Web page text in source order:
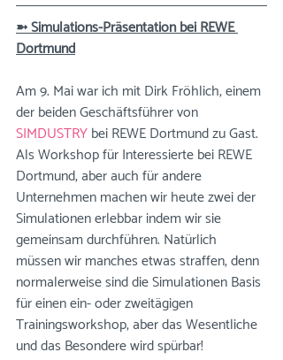
➼ Simulations-Präsentation bei REWE
Dortmund
Am 9. Mai war ich mit Dirk Fröhlich, einem
der beiden Geschäftsführer von
SIMDUSTRY bei REWE Dortmund zu Gast.
Als Workshop für Interessierte bei REWE
Dortmund, aber auch für andere
Unternehmen machen wir heute zwei der
Simulationen erlebbar indem wir sie
gemeinsam durchführen. Natürlich
müssen wir manches etwas straffen, denn
normalerweise sind die Simulationen Basis
für einen ein- oder zweitägigen
Trainingsworkshop, aber das Wesentliche
und das Besondere wird spürbar!